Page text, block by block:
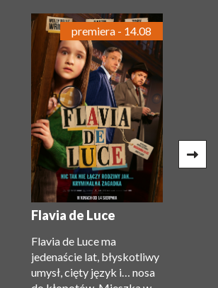
Flavia de Luce
Flavia de Luce ma
jedenaście lat, błyskotliwy
umysł, cięty język i… nosa
premiera - 14.08